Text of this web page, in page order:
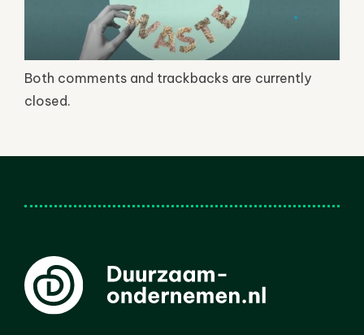
Both comments and trackbacks are currently
closed.